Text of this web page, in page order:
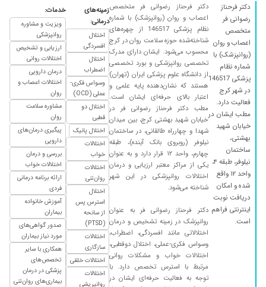
دکتر فرحناز
رضوانی فر
متخصص
اعصاب و روان
(روانپزشک) با
شماره نظام
پزشکی 146517
در شهر کرج
فعالیت دارد.
مطب ایشان در
خیابان شهید
بهشتی،
ساختمان
نیلوفر، طبقه ۴،
واحد ۱۲ واقع
شده و امکان
دریافت نوبت
اینترنتی فراهم
است.
دکتر فرحناز رضوانی فر متخصص
اعصاب و روان (روانپزشک) با شماره
نظام پزشکی 146517 از چهره‌های
شناخته‌شده حوزه سلامت روان در کرج
محسوب می‌شود. ایشان دارای مدرک
تخصصی روانپزشکی و بورد تخصصی
از دانشگاه علوم پزشکی ایران (تهران)
هستند که نشان‌دهنده پایه علمی و
اعتبار بالای حرفه‌ای ایشان است.
مطب دکتر فرحناز رضوانی فر در
خیابان شهید بهشتی کرج، بین میدان
شهدا و چهارراه طالقانی، در ساختمان
نیلوفر (روبروی بانک آینده)، طبقه
چهارم، واحد ۱۲ قرار دارد و به عنوان
یکی از مراکز معتبر ارزیابی و درمان
اختلالات روانپزشکی در این شهر
شناخته می‌شود.
دکتر فرحناز رضوانی فر به عنوان
روانپزشک در زمینه تشخیص و درمان
اختلالاتی مانند افسردگی، اضطراب،
وسواس فکری-عملی، اختلال دوقطبی،
اختلالات خواب و مشکلات روانی
مرتبط با استرس تخصص دارد. با
توجه به فعالیت حرفه‌ای ایشان در
زمینه‌های
درمانی:
اختلال
افسردگی
اختلال
اضطراب
وسواس فکری-
عملی (OCD)
اختلال دو
قطبی
اختلال پانیک
اختلالات
خواب
اختلالات
روان‌تنی
اختلال
استرس پس
از سانحه
(PTSD)
اختلالات
سازگاری
اختلالات خلقی
اختلالات
روانپریشی
خدمات:
ویزیت و مشاوره
روانپزشکی
ارزیابی و تشخیص
اختلالات روانی
درمان دارویی
اختلالات اعصاب و
روان
مشاوره سلامت
روان
پیگیری درمان‌های
دارویی
بررسی و درمان
اختلالات خواب
ارائه برنامه درمانی
فردی
آموزش خانواده
بیماران
صدور گواهی‌های
مورد نیاز بیماران
همکاری با سایر
تخصص‌های
پزشکی در درمان
بیماری‌های روان‌تنی